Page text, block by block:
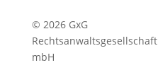
© 2026 GxG
Rechtsanwaltsgesellschaft
mbH